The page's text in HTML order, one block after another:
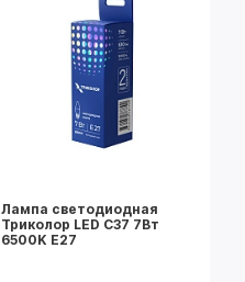
Лампа светодиодная
Триколор LED C37 7Вт
6500K E27